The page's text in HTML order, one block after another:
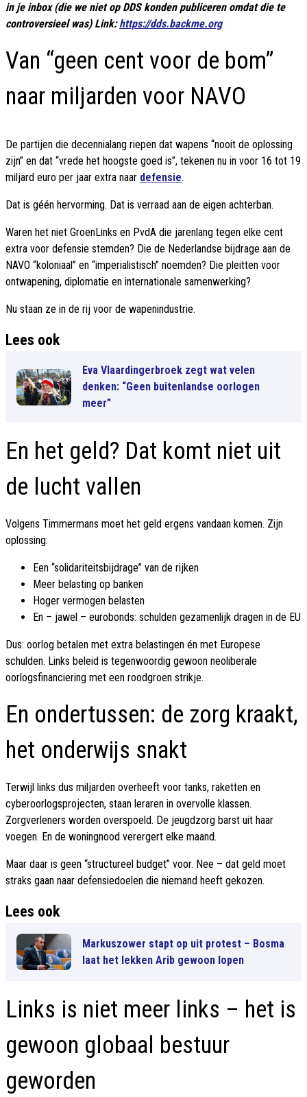
in je inbox (die we niet op DDS konden publiceren omdat die te
controversieel was) Link:https://dds.backme.org
Van “geen cent voor de bom”
naar miljarden voor NAVO
De partijen die decennialang riepen dat wapens “nooit de oplossing
zijn” en dat “vrede het hoogste goed is”, tekenen nu in voor 16 tot 19
miljard euro per jaar extra naar defensie.
Dat is géén hervorming. Dat is verraad aan de eigen achterban.
Waren het niet GroenLinks en PvdA die jarenlang tegen elke cent
extra voor defensie stemden? Die de Nederlandse bijdrage aan de
NAVO “koloniaal” en “imperialistisch” noemden? Die pleitten voor
ontwapening, diplomatie en internationale samenwerking?
Nu staan ze in de rij voor de wapenindustrie.
Lees ook
Eva Vlaardingerbroek zegt wat velen
denken: “Geen buitenlandse oorlogen
meer”
En het geld? Dat komt niet uit
de lucht vallen
Volgens Timmermans moet het geld ergens vandaan komen. Zijn
oplossing:
Een “solidariteitsbijdrage” van de rijken
Meer belasting op banken
Hoger vermogen belasten
En – jawel – eurobonds: schulden gezamenlijk dragen in de EU
Dus: oorlog betalen met extra belastingen én met Europese
schulden. Links beleid is tegenwoordig gewoon neoliberale
oorlogsfinanciering met een roodgroen strikje.
En ondertussen: de zorg kraakt,
het onderwijs snakt
Terwijl links dus miljarden overheeft voor tanks, raketten en
cyberoorlogsprojecten, staan leraren in overvolle klassen.
Zorgverleners worden overspoeld. De jeugdzorg barst uit haar
voegen. En de woningnood verergert elke maand.
Maar daar is geen “structureel budget” voor. Nee – dat geld moet
straks gaan naar defensiedoelen die niemand heeft gekozen.
Lees ook
Markuszower stapt op uit protest – Bosma
laat het lekken Arib gewoon lopen
Links is niet meer links – het is
gewoon globaal bestuur
geworden